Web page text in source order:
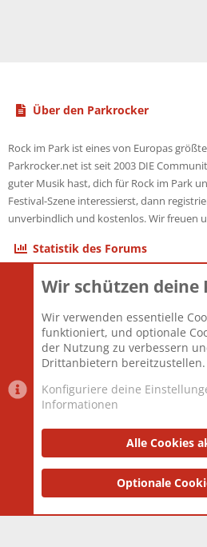
Über den Parkrocker
Rock im Park ist eines von Europas
Parkrocker.net ist seit 2003 DIE
guter Musik hast, dich für Rock im Park
Festival-Szene interessierst, dann
unverbindlich und kostenlos. Wir freuen
Statistik des Forums
Themen
Mitglieder
Neuestes Mitglied
Community platform by XenForo® ©
and add-ons by ThemeHouse
Wir schützen
Wir verwenden essentielle
funktioniert, und optionale
der Nutzung zu verbessern
Drittanbietern bereitzustellen.
Konfiguriere deine
Informationen
Alle Cookies
Optionale